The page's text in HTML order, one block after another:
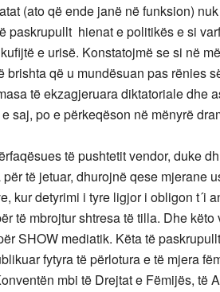
(ato që ende janë në funksion)
paskrupullt hienat e politikës e si
e urisë. Konstatojmë se si në
brishta që u mundësuan pas rënies
të ekzagjeruara diktatoriale dhe
saj, po e përkeqëson në mënyrë
të pushtetit vendor, duke
të jetuar, dhurojnë qese mjerane
kur detyrimi i tyre ligjor i obligon t´i
të mbrojtur shtresa të tilla. Dhe
SHOW mediatik. Këta të
fytyra të përlotura e të mjera
mbi të Drejtat e Fëmijës, të